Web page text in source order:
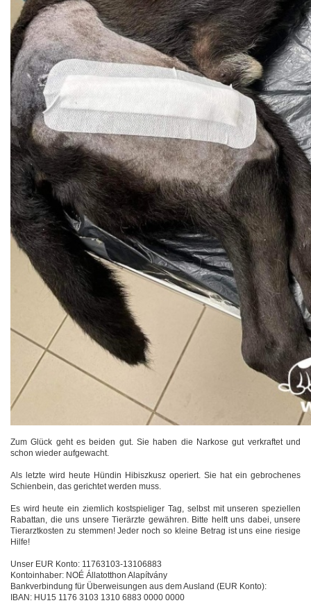
Zum Glück geht es beiden gut. Sie haben die Narkose gut verkraftet und
schon wieder aufgewacht.
Als letzte wird heute Hündin Hibiszkusz operiert. Sie hat ein gebrochenes
Schienbein, das gerichtet werden muss.
Es wird heute ein ziemlich kostspieliger Tag, selbst mit unseren speziellen
Rabattan, die uns unsere Tierärzte gewähren. Bitte helft uns dabei, unsere
Tierarztkosten zu stemmen! Jeder noch so kleine Betrag ist uns eine riesige
Hilfe!
Unser EUR Konto: 11763103-13106883
Kontoinhaber: NOÉ Állatotthon Alapítvány
Bankverbindung für Überweisungen aus dem Ausland (EUR Konto):
IBAN: HU15 1176 3103 1310 6883 0000 0000